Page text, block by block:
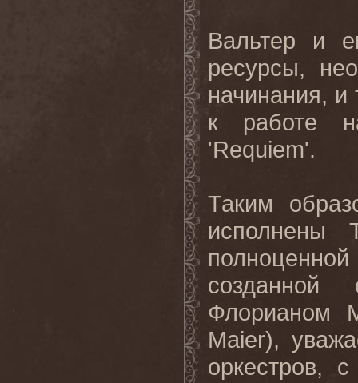
Вальтер и
ресурсы,
начинания, и
к работе
'Requiem'.
Таким
исполнены
Флорианом
Maier),
оркестров,